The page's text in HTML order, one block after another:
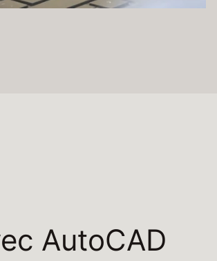
AutoCAD